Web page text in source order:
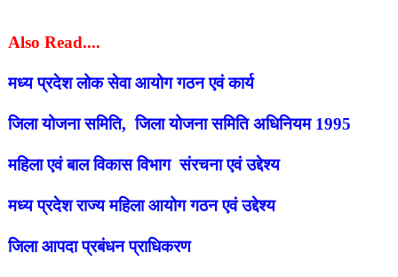
Also Read....
मध्य प्रदेश लोक सेवा आयोग गठन एवं कार्य
जिला योजना समिति, जिला योजना समिति अधिनियम 1995
महिला एवं बाल विकास विभाग संरचना एवं उद्देश्य
मध्य प्रदेश राज्य महिला आयोग गठन एवं उद्देश्य
जिला आपदा प्रबंधन प्राधिकरण